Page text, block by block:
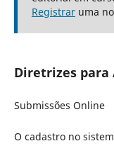
Registraruma
Diretrizes para
Submissões Online
O cadastro no